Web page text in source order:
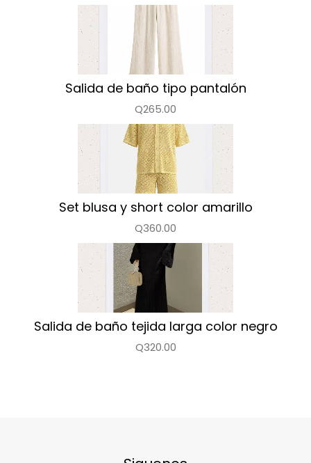
Salida de baño tipo pantalón
Q265.00
Set blusa y short color amarillo
Q360.00
Salida de baño tejida larga color negro
Q320.00